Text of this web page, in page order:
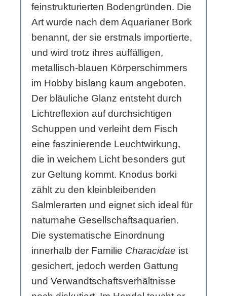
feinstrukturierten Bodengründen. Die
Art wurde nach dem Aquarianer Bork
benannt, der sie erstmals importierte,
und wird trotz ihres auffälligen,
metallisch-blauen Körperschimmers
im Hobby bislang kaum angeboten.
Der bläuliche Glanz entsteht durch
Lichtreflexion auf durchsichtigen
Schuppen und verleiht dem Fisch
eine faszinierende Leuchtwirkung,
die in weichem Licht besonders gut
zur Geltung kommt. Knodus borki
zählt zu den kleinbleibenden
Salmlerarten und eignet sich ideal für
naturnahe Gesellschaftsaquarien.
Die systematische Einordnung
innerhalb der Familie Characidae ist
gesichert, jedoch werden Gattung
und Verwandtschaftsverhältnisse